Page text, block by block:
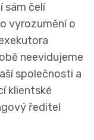
sám čelí
vyrozumění o
neevidujeme
společnosti a
klientské
ředitel